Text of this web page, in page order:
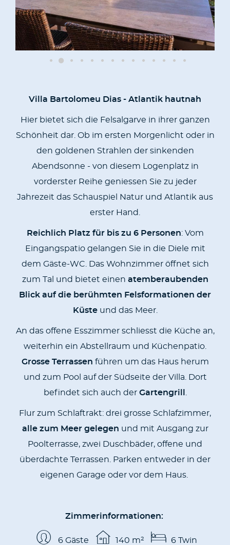
Villa Bartolomeu Dias - Atlantik hautnah
Hier bietet sich die Felsalgarve in ihrer ganzen
Schönheit dar. Ob im ersten Morgenlicht oder in
den goldenen Strahlen der sinkenden
Abendsonne - von diesem Logenplatz in
vorderster Reihe geniessen Sie zu jeder
Jahrezeit das Schauspiel Natur und Atlantik aus
erster Hand.
Reichlich Platz für bis zu 6 Personen: Vom
Eingangspatio gelangen Sie in die Diele mit
dem Gäste-WC. Das Wohnzimmer öffnet sich
zum Tal und bietet einen atemberaubenden
Blick auf die berühmten Felsformationen der
Küsteund das Meer.
An das offene Esszimmer schliesst die Küche an,
weiterhin ein Abstellraum und Küchenpatio.
Grosse Terrassen führen um das Haus herum
und zum Pool auf der Südseite der Villa. Dort
befindet sich auch der Gartengrill
Flur zum Schlaftrakt: drei grosse Schlafzimmer,
alle zum Meer gelegen und mit Ausgang zur
Poolterrasse, zwei Duschbäder, offene und
überdachte Terrassen. Parken entweder in der
eigenen Garage oder vor dem Haus.
Zimmerinformationen:
6 Gäste 140 m² 6 Twin